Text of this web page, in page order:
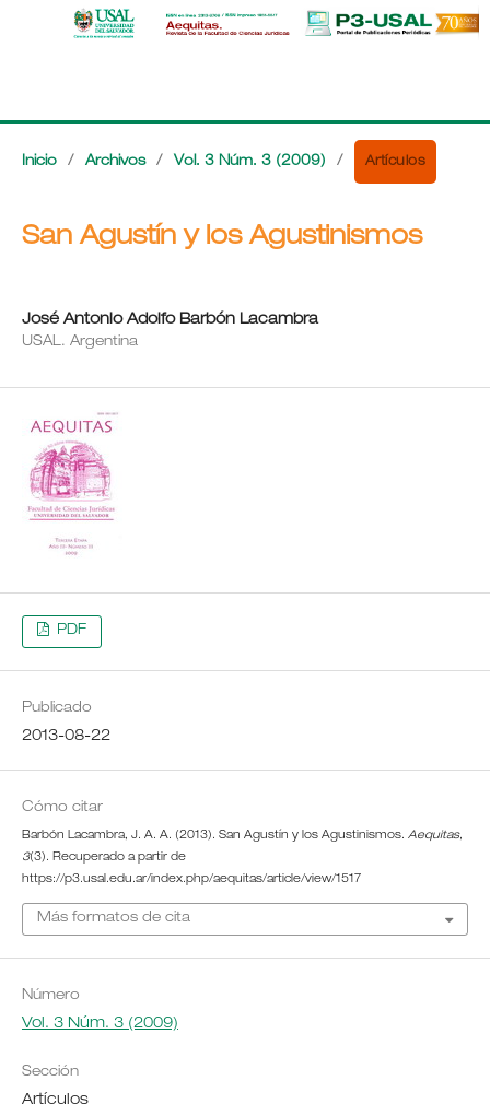
Inicio / Archivos / Vol. 3 Núm. 3 (2009) / Artículos
San Agustín y los Agustinismos
José Antonio Adolfo Barbón Lacambra
USAL. Argentina
PDF
Publicado
2013-08-22
Cómo citar
Barbón Lacambra, J. A. A. (2013). San Agustín y los Agustinismos. Aequitas,
3(3). Recuperado a partir de
https://p3.usal.edu.ar/index.php/aequitas/article/view/1517
Más formatos de cita
Número
Vol. 3 Núm. 3 (2009)
Sección
Artículos